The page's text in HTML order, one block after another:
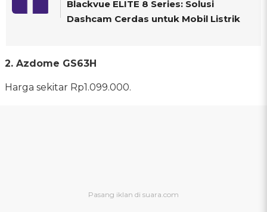
Blackvue ELITE 8 Series: Solusi
Dashcam Cerdas untuk Mobil Listrik
2. Azdome GS63H
Harga sekitar Rp1.099.000.